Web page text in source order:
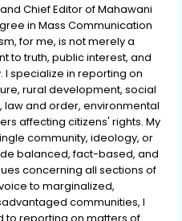
Chief Editor of Mahawani
in Mass Communication
for me, is not merely a
to truth, public interest, and
specialize in reporting on
rural development, social
and order, environmental
affecting citizens' rights. My
community, ideology, or
balanced, fact-based, and
concerning all sections of
to marginalized,
communities, I